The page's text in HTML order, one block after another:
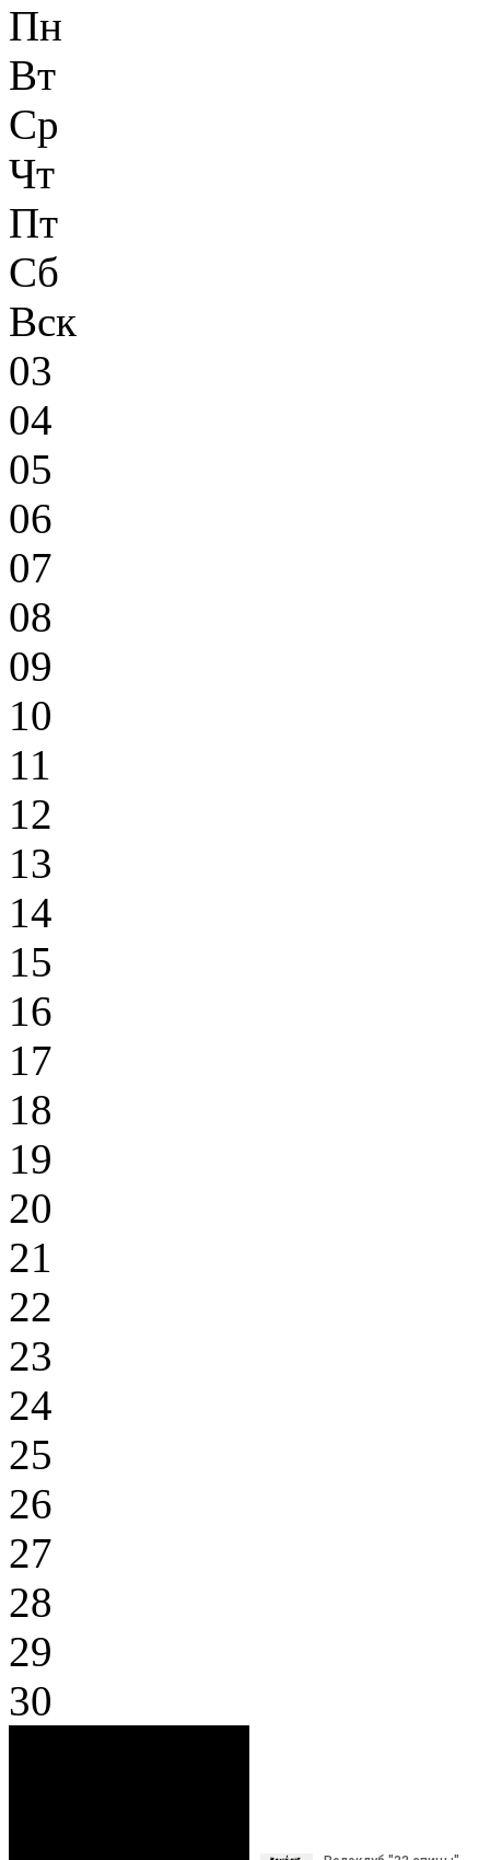
Пн
Вт
Ср
Чт
Пт
Сб
Вск
03
04
05
06
07
08
09
10
11
12
13
14
15
16
17
18
19
20
21
22
23
24
25
26
27
28
29
30